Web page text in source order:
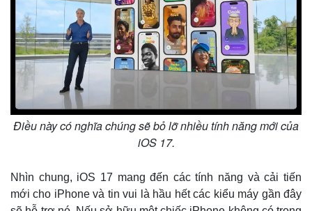
Kinh tế
Bất động sản
Khởi nghiệp
Thị trường
Tỷ giá
Chứng khoán
Giá cà phê
Điều này có nghĩa chúng sẽ bỏ lỡ nhiều tính năng mới của
iOS 17.
Nhìn chung, iOS 17 mang đến các tính năng và cải tiến
mới cho iPhone và tin vui là hầu hết các kiểu máy gần đây